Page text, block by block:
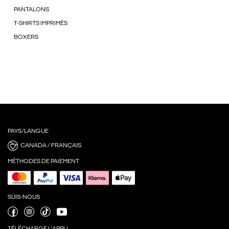
PANTALONS
T-SHIRTS IMPRIMÉS
BOXERS
PAYS/LANGUE
CANADA / FRANÇAIS
MÉTHODES DE PAIEMENT
SUIS-NOUS